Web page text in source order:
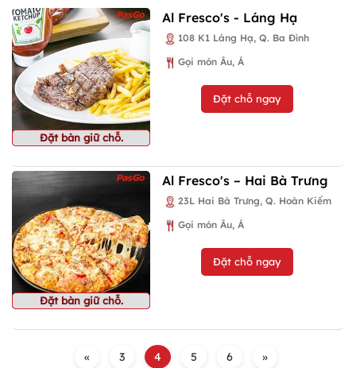
Đặt bàn giữ chỗ.
Al Fresco's - Láng Hạ
108 K1 Láng Hạ, Q. Ba Đình
Gọi món Âu, Á
Đặt chỗ ngay
Đặt bàn giữ chỗ.
Al Fresco's – Hai Bà Trưng
23L Hai Bà Trưng, Q. Hoàn Kiếm
Gọi món Âu, Á
Đặt chỗ ngay
« 3 4 5 6 »